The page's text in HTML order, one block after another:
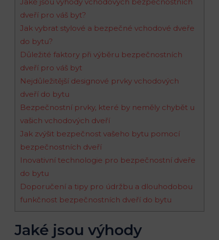
dveří pro váš byt?
Jak vybrat stylové a bezpečné vchodové dveře
do bytu?
Důležité faktory při výběru bezpečnostních
dveří pro váš byt
Nejdůležitější designové prvky vchodových
dveří do bytu
Bezpečnostní prvky, které by neměly chybět u
vašich vchodových dveří
Jak zvýšit bezpečnost vašeho bytu pomocí
bezpečnostních dveří
Inovativní technologie pro bezpečnostní dveře
do bytu
Doporučení a tipy pro údržbu a dlouhodobou
funkčnost bezpečnostních dveří do bytu
Jaké jsou výhody